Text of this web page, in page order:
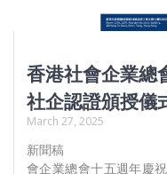
香港社會企業總
社企認證頒授儀
March 27, 2025
新聞稿
會企業總會十五週年慶